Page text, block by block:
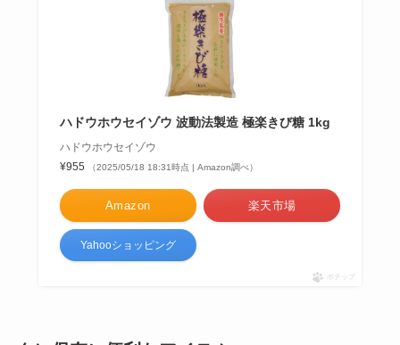
ハドウホウセイゾウ 波動法製造 極楽きび糖 1kg
ハドウホウセイゾウ
¥955
（2025/05/18 18:31時点 | Amazon調べ）
Amazon 楽天市場
Yahooショッピング
ポチップ